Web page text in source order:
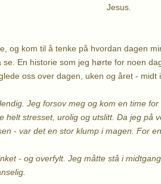
Jesus.
og kom til å tenke på hvordan dagen
En historie som jeg hørte for noen
oss over dagen, uken og året - midt
Jeg forsov meg og kom en time
helt stresset, urolig og utslitt. Da jeg på
- var det en stor klump i magen. For
- og overfylt. Jeg måtte stå i